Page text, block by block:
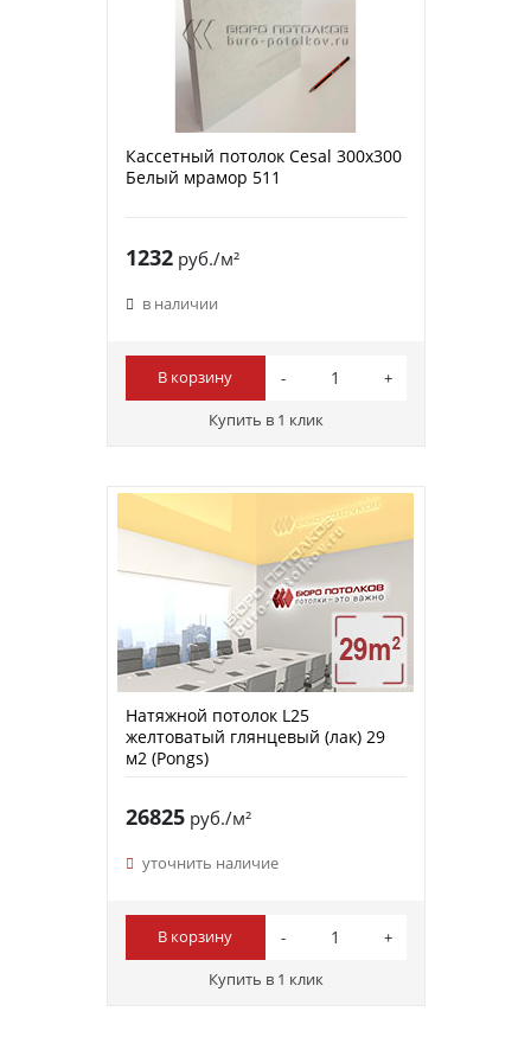
Кассетный потолок Cesal 300х300
Белый мрамор 511
1232руб./м²
в наличии
В корзину
Купить в 1 клик
Натяжной потолок L25
желтоватый глянцевый (лак) 29
м2 (Pongs)
26825руб./м²
уточнить наличие
В корзину
Купить в 1 клик